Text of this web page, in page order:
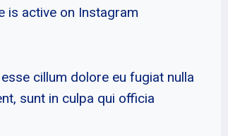
is active on Instagram
cillum dolore eu fugiat nulla
sunt in culpa qui officia